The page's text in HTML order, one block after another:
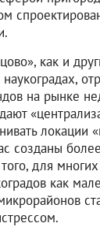
как и
на рынке
локации
созданы
для
как